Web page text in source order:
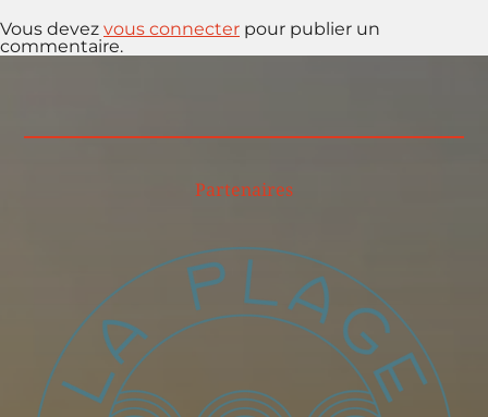
Vous devez vous connecter pour publier un
commentaire.
Partenaires